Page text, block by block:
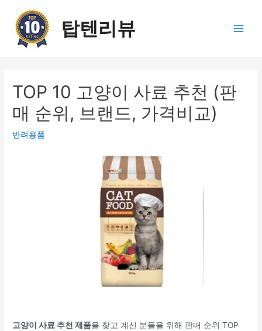
탑텐리뷰
TOP 10 고양이 사료 추천 (판
매 순위, 브랜드, 가격비교)
반려용품
고양이 사료 추천 제품을 찾고 계신 분들을 위해 판매 순위 TOP